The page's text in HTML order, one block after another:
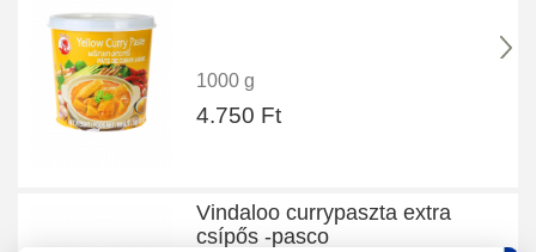
1000 g
4.750 Ft
Vindaloo currypaszta extra
csípős -pasco